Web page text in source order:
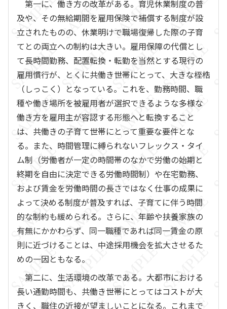
第一に、働き方の改革がある。育児休業制度の普
及や、その無給期間を雇用保険で補償する制度が設
立されたものの、休業明けで職場復帰した際の子育
てとの両立への制約は大きい。雇用保障の代償とし
て長時間勤務、配置転換・転勤を当然とする現行の
雇用慣行が、とくに共働き世帯にとって、大きな桎梏
（しっこく）となっている。これを、勤務時間、職
種や働き場所を被雇用者が選択できるような多様な
働き方を雇用主が容認する形態へと転換すること
は、共働きの子育て世帯にとって重要な要件とな
る。また、時間管理に縛られないフレックス・タイ
ム制（労働者が一定の時間帯のなかで労働の始期と
終期を自由に決定できる労働時間制）や在宅勤務、
および賃金を労働時間の長さではなく仕事の成果に
よって決める制度が普及すれば、子育てに伴う時間
的な制約も緩められる。さらに、年齢や扶養家族の
有無にかかわらず、同一職種であれば同一賃金の原
則に近づけることは、中途採用機会を拡大させるた
めの一因ともなる。
第二に、生活環境の改革である。大都市における
長い通勤時間も、共働き世帯にとってはコストが大
きく、職住の近接が望ましいことになる。これまで